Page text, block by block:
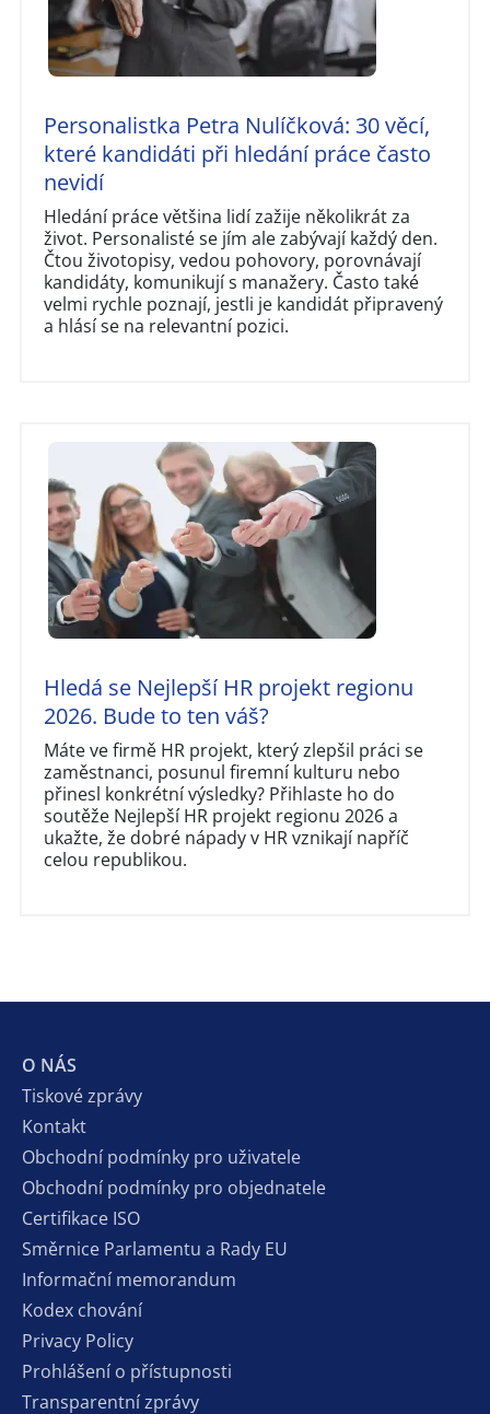
Personalistka Petra Nulíčková: 30 věcí,
které kandidáti při hledání práce často
nevidí
Hledání práce většina lidí zažije několikrát za
život. Personalisté se jím ale zabývají každý den.
Čtou životopisy, vedou pohovory, porovnávají
kandidáty, komunikují s manažery. Často také
velmi rychle poznají, jestli je kandidát připravený
a hlásí se na relevantní pozici.
Hledá se Nejlepší HR projekt regionu
2026. Bude to ten váš?
Máte ve firmě HR projekt, který zlepšil práci se
zaměstnanci, posunul firemní kulturu nebo
přinesl konkrétní výsledky? Přihlaste ho do
soutěže Nejlepší HR projekt regionu 2026 a
ukažte, že dobré nápady v HR vznikají napříč
celou republikou.
O NÁS
Tiskové zprávy
Kontakt
Obchodní podmínky pro uživatele
Obchodní podmínky pro objednatele
Certifikace ISO
Směrnice Parlamentu a Rady EU
Informační memorandum
Kodex chování
Privacy Policy
Prohlášení o přístupnosti
Transparentní zprávy